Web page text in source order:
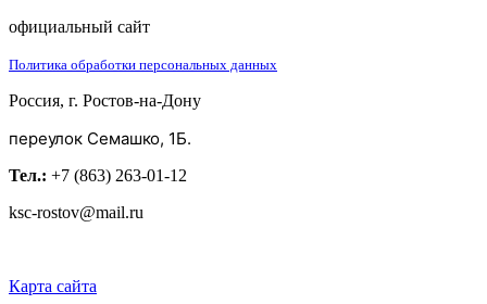
официальный сайт
Политика обработки персональных данных
Россия, г. Ростов-на-Дону
переулок Семашко, 1Б.
Тел.: +7 (863) 263-01-12
ksc-rostov@mail.ru
Карта сайта